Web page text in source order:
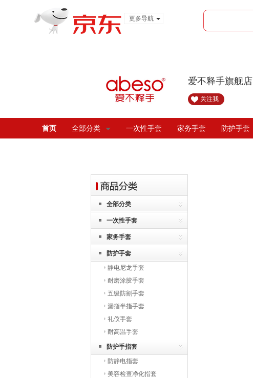
更多导航
爱不释手旗舰店
关注我
首页 全部分类 一次性手套 家务手套 防护手套
全部分类
一次性手套
家务手套
防护手套
静电尼龙手套
耐磨涂胶手套
五级防割手套
漏指半指手套
礼仪手套
耐高温手套
防护手指套
防静电指套
美容检查净化指套